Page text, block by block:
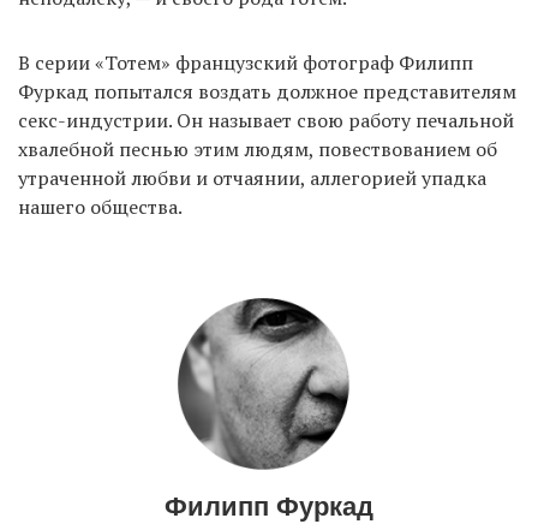
В серии «Тотем» французский фотограф Филипп
Фуркад попытался воздать должное представителям
секс-индустрии. Он называет свою работу печальной
хвалебной песнью этим людям, повествованием об
утраченной любви и отчаянии, аллегорией упадка
нашего общества.
Филипп Фуркад